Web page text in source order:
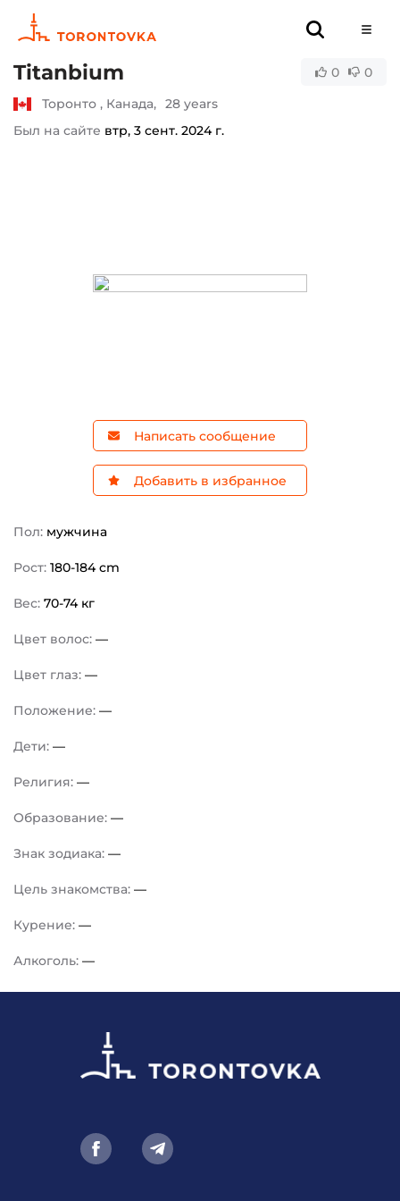
Titanbium
Торонто , Канада, 28 years
Был на сайте втр, 3 сент. 2024 г.
0 0
Написать сообщение
Добавить в избранное
Пол: мужчина
Рост: 180-184 cm
Вес: 70-74 кг
Цвет волос: —
Цвет глаз: —
Положение: —
Дети: —
Религия: —
Образование: —
Знак зодиака: —
Цель знакомства: —
Курение: —
Алкоголь: —